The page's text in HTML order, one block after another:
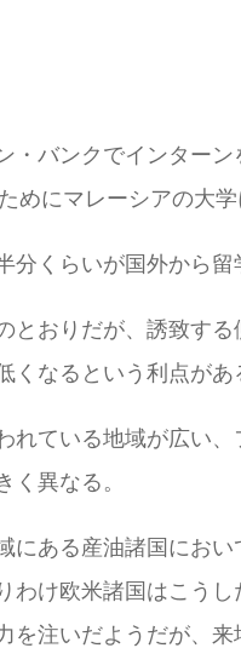
バンクでインター
にマレーシアの大学
くらいが国外から留
おりだが、誘致す
なるという利点があ
ている地域が広い
異なる。
ある産油諸国にお
け欧米諸国はこう
を注いだようだが、